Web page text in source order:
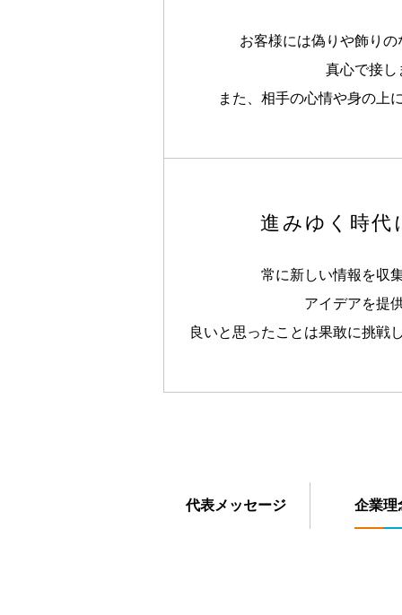
お客様には偽りや飾り
真心で接し
また、相手の心情や身の上
進みゆく時代
常に新しい情報を収
アイデアを提
良いと思ったことは果敢に挑戦
代表メッセージ 企業理